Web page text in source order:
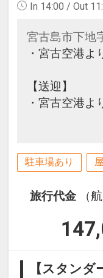
In 14:00 / Out
宮古島市下地
・宮古空港よ
【送迎】
・宮古空港よ
駐車場あり
旅行代金
（
【スタン